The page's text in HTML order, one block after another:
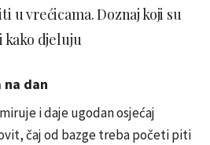
u vrećicama. Doznaj koji su
kako djeluju
dan
i daje ugodan osjećaj
čaj od bazge treba početi piti